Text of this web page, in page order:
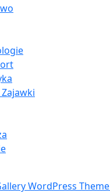
WordPress Theme